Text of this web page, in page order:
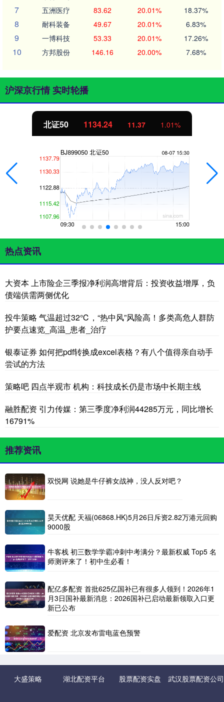
7 五洲医疗 83.62 20.01% 18.37%
8 耐科装备 49.67 20.01% 6.83%
9 一博科技 53.33 20.01% 17.26%
10 方邦股份 146.16 20.00% 7.68%
沪深京行情 实时轮播
北证50 1134.24 11.37 1.01%
热点资讯
大资本 上市险企三季报净利润高增背后：投资收益增厚，负
债端供需两侧优化
投牛策略 气温超过32℃，“热中风”风险高！多类高危人群防
护要点速览_高温_患者_治疗
银泰证券 如何把pdf转换成excel表格？有八个值得亲自动手
尝试的方法
策略吧 四点半观市 机构：科技成长仍是市场中长期主线
融胜配资 引力传媒：第三季度净利润44285万元，同比增长
16791%
推荐资讯
双悦网 说她是牛仔裤女战神，没人反对吧？
昊天优配 天福(06868.HK)5月26日斥资2.82万港元回购
9000股
牛客栈 初三数学学霸冲刺中考满分？最新权威 Top5 名
师测评来了！初中生必看！
配亿多配资 首批625亿国补已有很多人领到！2026年1
月3日国补最新消息：2026国补已启动最新领取入口更
新已公布
爱配资 北京发布雷电蓝色预警
大盛策略 湖北配资平台 股票配资实盘 武汉股票配资公司